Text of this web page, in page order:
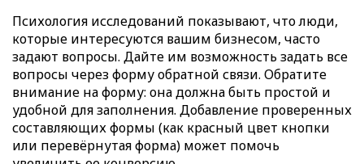
Психология исследований показывают, что люди,
которые интересуются вашим бизнесом, часто
задают вопросы. Дайте им возможность задать все
вопросы через форму обратной связи. Обратите
внимание на форму: она должна быть простой и
удобной для заполнения. Добавление проверенных
составляющих формы (как красный цвет кнопки
или перевёрнутая форма) может помочь